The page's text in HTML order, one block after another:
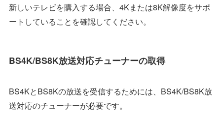
新しいテレビを購入する場合、4Kまたは8K解像度をサポ
ートしていることを確認してください。
BS4K/BS8K放送対応チューナーの取得
BS4KとBS8Kの放送を受信するためには、BS4K/BS8K放
送対応のチューナーが必要です。